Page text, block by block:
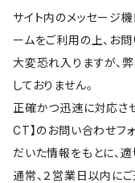
サイト内のメッセージ
ームをご利用の上、お問
大変恐れ入りますが、
しておりません。
正確かつ迅速に対応さ
CT】のお問い合わせフ
だいた情報をもとに、
通常、２営業日以内に